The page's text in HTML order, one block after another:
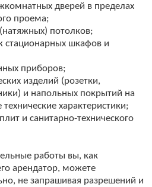
дверей в пределах
проема;
потолков;
стационарных шкафов и
приборов;
изделий (розетки,
и напольных покрытий на
характеристики;
и санитарно-технического
работы вы, как
арендатор, можете
не запрашивая разрешений и